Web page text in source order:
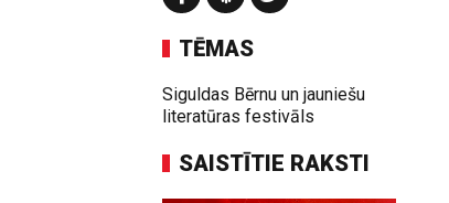
TĒMAS
Siguldas Bērnu un jauniešu
literatūras festivāls
SAISTĪTIE RAKSTI